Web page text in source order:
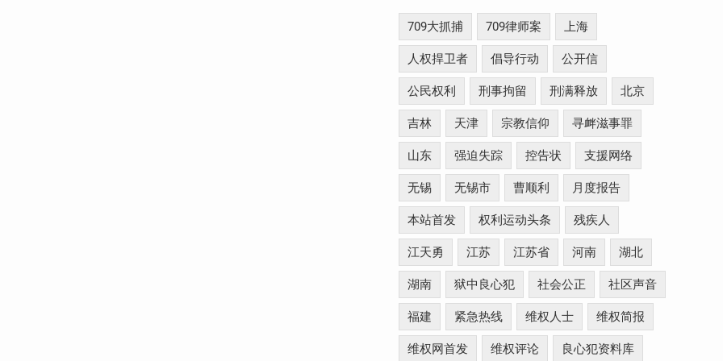
709大抓捕 709律师案 上海
人权捍卫者 倡导行动 公开信
公民权利 刑事拘留 刑满释放 北京
吉林 天津 宗教信仰 寻衅滋事罪
山东 强迫失踪 控告状 支援网络
无锡 无锡市 曹顺利 月度报告
本站首发 权利运动头条 残疾人
江天勇 江苏 江苏省 河南 湖北
湖南 狱中良心犯 社会公正 社区声音
福建 紧急热线 维权人士 维权简报
维权网首发 维权评论 良心犯资料库